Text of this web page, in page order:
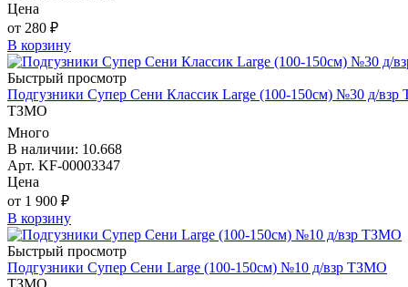
Цена
от 280 ₽
В корзину
Быстрый просмотр
Подгузники Супер Сени Классик Large (100-150см) №30 д/
ТЗМО
Много
В наличии: 10.668
Арт. KF-00003347
Цена
от 1 900 ₽
В корзину
Быстрый просмотр
Подгузники Супер Сени Large (100-150см) №10 д/взр ТЗМО